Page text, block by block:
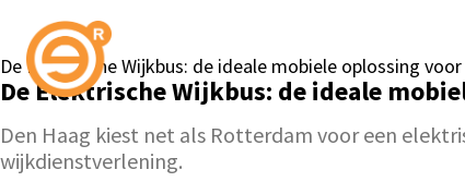
De Elektrische Wijkbus: de ideale mobiele oplossing
De Elektrische Wijkbus: de ideale
Den Haag kiest net als Rotterdam voor een
wijkdienstverlening.